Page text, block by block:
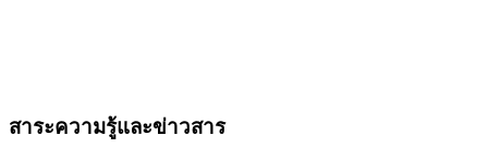
สาระความรู้และข่าวสาร